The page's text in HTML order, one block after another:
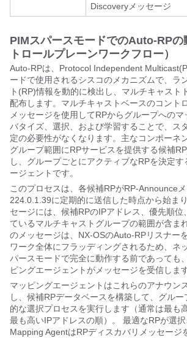
Discoveryメッセージ
PIMスパースモードでのAuto-RPの
トロールプレーンワークフロー）
Auto-RPは、Protocol Independent
ードで使用されるシスコのメカニズムで、ラ
ト(RP)情報を動的に検出し、マルチキャスト
配布します。マルチキャストベースのコント
メッセージを使用してRPからグループへのマ
バタイズ、選択、および学習することで、ス
定の必要性がなくなります。主なコンポーネ
グループ範囲にRPサービスを提供する候補
し、グループごとにアクティブなRPを決定す
ージェントです。
このプロセスは、各候補RPがRP-Announce
224.0.1.39に定期的に送信した時点から始ま
セージには、候補RPのIPアドレス、優先順位
ているマルチキャストグループの範囲が含ま
のメッセージは、NX-OSのAuto-RPリスナー
ワーク全体にフラッディングされるため、ネ
パースモードで完全に動作する前であっても
ピングエージェントがメッセージを受信します
マッピングエージェントはこれらのアナウン
し、候補RPデータベースを構築して、グル
的な選択プロセスを実行します（通常は最も
最も高いIPアドレスの順）。 最適なRPが選択
Mapping AgentはRPディスカバリメッセージ